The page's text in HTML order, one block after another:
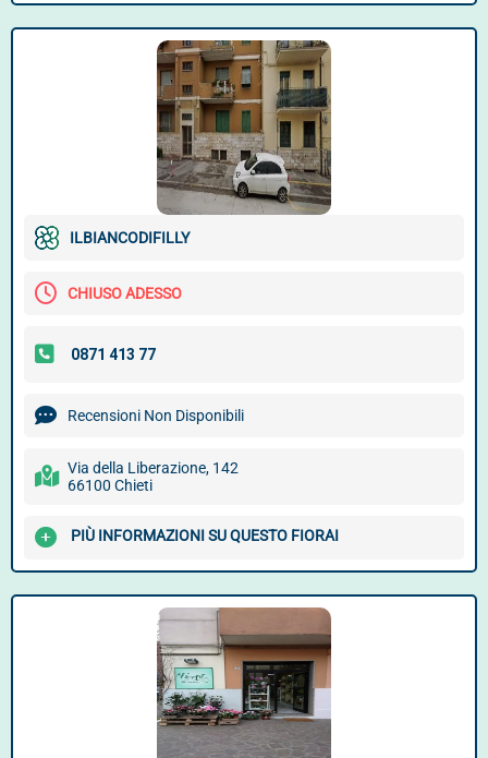
ILBIANCODIFILLY
CHIUSO ADESSO
Recensioni Non Disponibili
Via della Liberazione, 142
66100 Chieti
PIÙ INFORMAZIONI SU QUESTO FIORAI